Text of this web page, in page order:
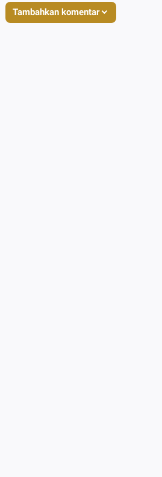
Tambahkan komentar